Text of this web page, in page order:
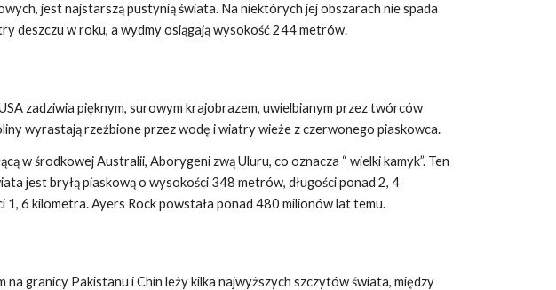
jest najstarszą pustynią świata. Na niektórych jej obszarach nie spada
deszczu w roku, a wydmy osiągają wysokość 244 metrów.
zadziwia pięknym, surowym krajobrazem, uwielbianym przez twórców
wyrastają rzeźbione przez wodę i wiatry wieże z czerwonego piaskowca.
w środkowej Australii, Aborygeni zwą Uluru, co oznacza “ wielki kamyk”. Ten
jest bryłą piaskową o wysokości 348 metrów, długości ponad 2, 4
1, 6 kilometra. Ayers Rock powstała ponad 480 milionów lat temu.
na granicy Pakistanu i Chin leży kilka najwyższych szczytów świata, między